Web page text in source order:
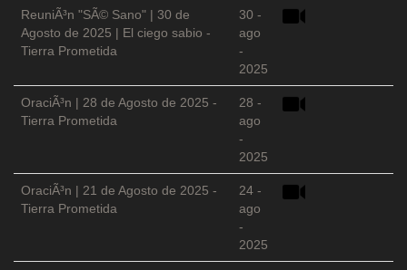
ReuniÃ³n "SÃ© Sano" | 30 de
Agosto de 2025 | El ciego sabio -
Tierra Prometida
30 -
ago
-
2025
OraciÃ³n | 28 de Agosto de 2025 -
Tierra Prometida
28 -
ago
-
2025
OraciÃ³n | 21 de Agosto de 2025 -
Tierra Prometida
24 -
ago
-
2025